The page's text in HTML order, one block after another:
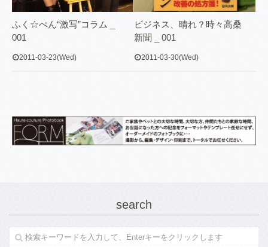
ふく☆ぺん“激写”コラム _
001
2011-03-23(Wed)
ビジネス、晴れ？時々高桑
新聞 _ 001
2011-03-30(Wed)
search